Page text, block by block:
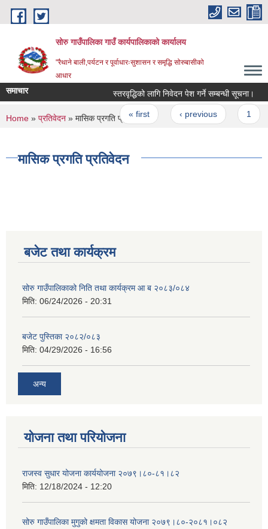
Skip to main content
सोरु गाउँपालिका गाउँ कार्यपालिकाको कार्यालय
"रैथाने बाली,पर्यटन र पूर्वाधारःसुशासन र समृद्धि सोरुबासीको
आधार
समाचार स्तरवृद्धिको लागि निवेदन पेश गर्ने सम्बन्धी सूचना।
Pages
« first ‹ previous
You are here
Home » प्रतिवेदन » मासिक प्रगति प्रतिवेदन
मासिक प्रगति प्रतिवेदन
बजेट तथा कार्यक्रम
सोरु गाउँपालिकाको निति तथा कार्यक्रम आ ब २०८३/०८४
मिति: 06/24/2026 - 20:31
बजेट पुस्तिका २०८२/०८३
मिति: 04/29/2026 - 16:56
अन्य
योजना तथा परियोजना
राजस्व सुधार योजना कार्ययोजना २०७९।८०-८१।८२
मिति: 12/18/2024 - 12:20
सोरु गाउँपालिका मुगुको क्षमता विकास योजना २०७९।८०-२०८१।०८२